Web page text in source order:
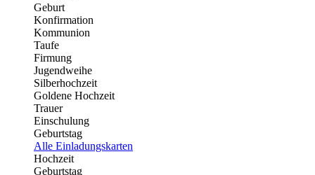
Geburt
Konfirmation
Kommunion
Taufe
Firmung
Jugendweihe
Silberhochzeit
Goldene Hochzeit
Trauer
Einschulung
Geburtstag
Alle Einladungskarten
Hochzeit
Geburtstag